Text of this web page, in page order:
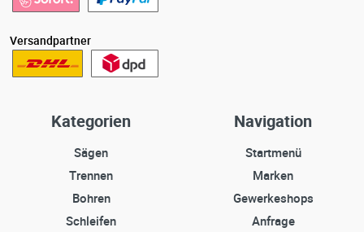
Versandpartner
Kategorien
Sägen
Trennen
Bohren
Schleifen
Navigation
Startmenü
Marken
Gewerkeshops
Anfrage